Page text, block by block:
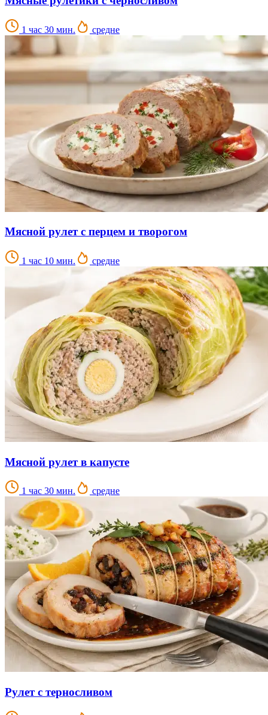
1 час 30 мин. средне
Мясной рулет с перцем и творогом
1 час 10 мин. средне
Мясной рулет в капусте
1 час 30 мин. средне
Рулет с терносливом